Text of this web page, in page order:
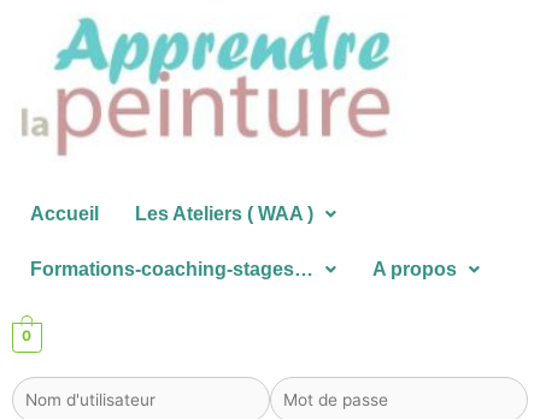
contenu
Accueil Les Ateliers ( WAA )
Formations-coaching-stages… A propos
0